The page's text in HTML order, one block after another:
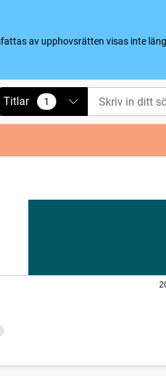
av upphovsrätten visas inte
Titlar 1
vald